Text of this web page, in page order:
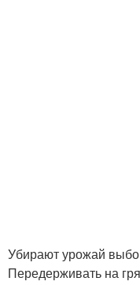
Убирают урожай
Передерживать на